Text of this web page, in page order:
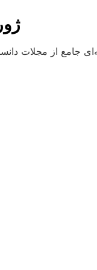
جامع از مجلات